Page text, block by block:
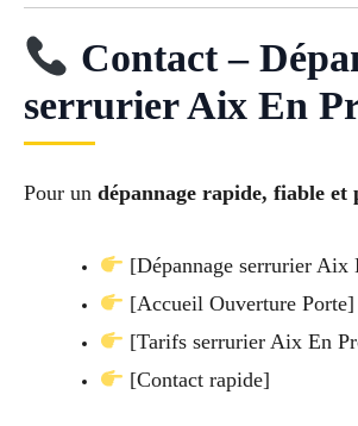
Contact –
serrurier Aix En
Pour un dépannage rapide, fiable et
[Dépannage serrurier Aix
[Accueil Ouverture Porte]
[Tarifs serrurier Aix En
[Contact rapide]